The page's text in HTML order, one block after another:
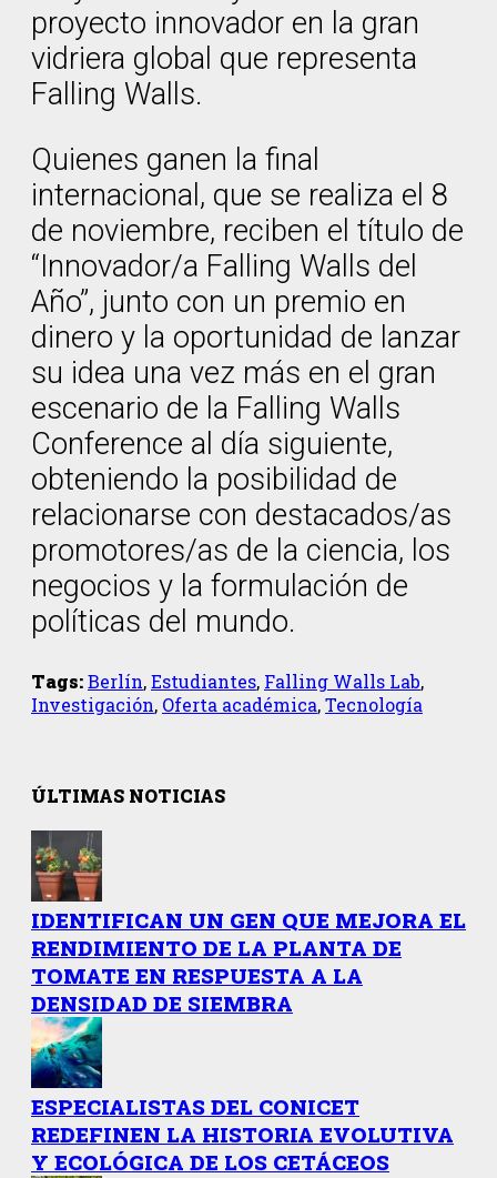
proyecto innovador en la gran
vidriera global que representa
Falling Walls.
Quienes ganen la final
internacional, que se realiza el 8
de noviembre, reciben el título de
“Innovador/a Falling Walls del
Año”, junto con un premio en
dinero y la oportunidad de lanzar
su idea una vez más en el gran
escenario de la Falling Walls
Conference al día siguiente,
obteniendo la posibilidad de
relacionarse con destacados/as
promotores/as de la ciencia, los
negocios y la formulación de
políticas del mundo.
Tags:Berlín,Estudiantes, Falling Walls Lab,
Investigación, Oferta académica,Tecnología
ÚLTIMAS NOTICIAS
IDENTIFICAN UN GEN QUE MEJORA EL
RENDIMIENTO DE LA PLANTA DE
TOMATE EN RESPUESTA A LA
DENSIDAD DE SIEMBRA
ESPECIALISTAS DEL CONICET
REDEFINEN LA HISTORIA EVOLUTIVA
Y ECOLÓGICA DE LOS CETÁCEOS